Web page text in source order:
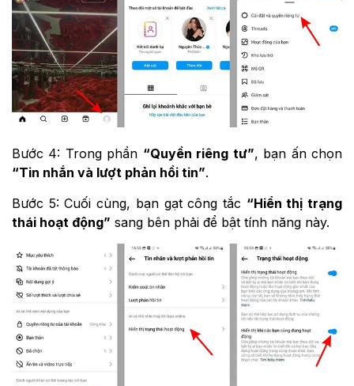
Bước 4: Trong phần “Quyền riêng tư”, bạn ấn chọn
“Tin nhắn và lượt phản hồi tin”.
Bước 5: Cuối cùng, bạn gạt công tắc “Hiển thị trạng
thái hoạt động” sang bên phải để bật tính năng này.